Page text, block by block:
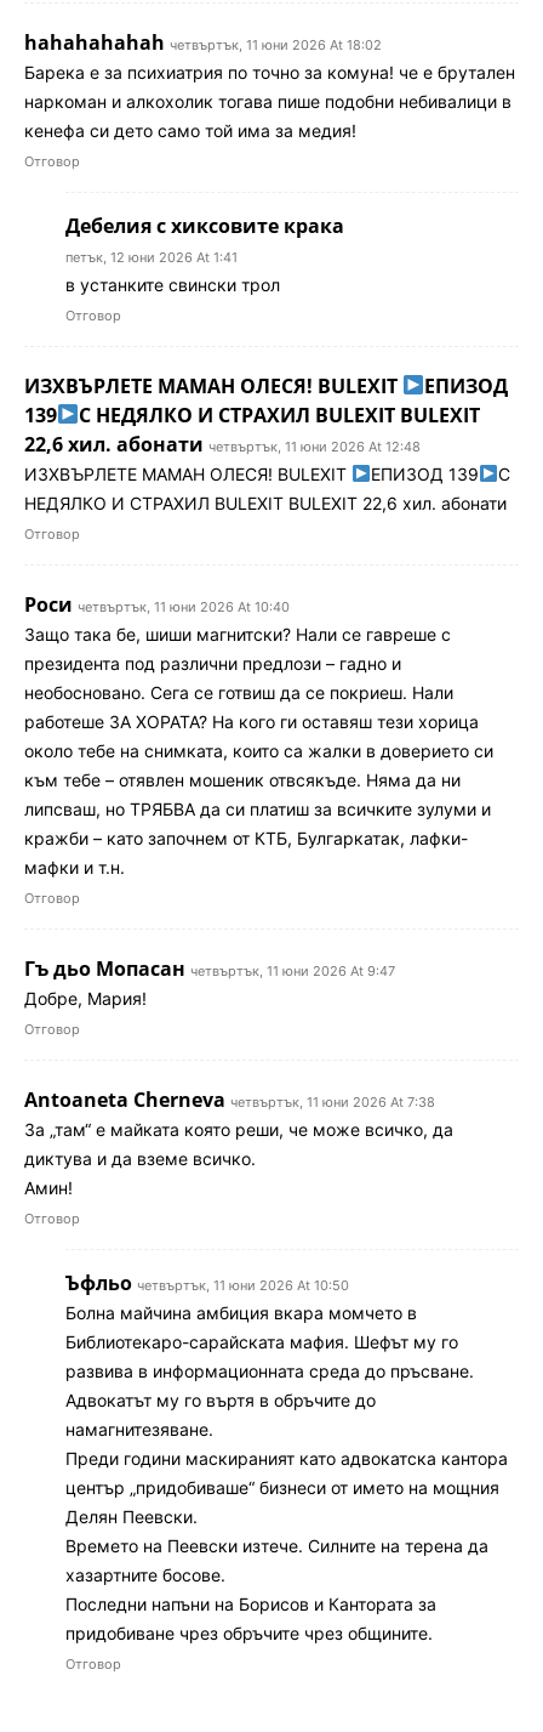
hahahahahah четвъртък, 11 юни 2026 At 18:02
Барека е за психиатрия по точно за комуна! че е брутален
наркоман и алкохолик тогава пише подобни небивалици в
кенефа си дето само той има за медия!
Отговор
Дебелия с хиксовите крака
петък, 12 юни 2026 At 1:41
в устанките свински трол
Отговор
ИЗХВЪРЛЕТЕ МАМАН ОЛЕСЯ! BULEXIT
ЕПИЗОД
139
С НЕДЯЛКО И СТРАХИЛ BULEXIT BULEXIT
22,6 хил. абонати четвъртък, 11 юни 2026 At 12:48
ИЗХВЪРЛЕТЕ МАМАН ОЛЕСЯ! BULEXIT ЕПИЗОД 139
С
НЕДЯЛКО И СТРАХИЛ BULEXIT BULEXIT 22,6 хил. абонати
Отговор
Роси четвъртък, 11 юни 2026 At 10:40
Защо така бе, шиши магнитски? Нали се гавреше с
президента под различни предлози – гадно и
необосновано. Сега се готвиш да се покриеш. Нали
работеше ЗА ХОРАТА? На кого ги оставяш тези хорица
около тебе на снимката, които са жалки в доверието си
към тебе – отявлен мошеник отвсякъде. Няма да ни
липсваш, но ТРЯБВА да си платиш за всичките зулуми и
кражби – като започнем от КТБ, Булгаркатак, лафки-
мафки и т.н.
Отговор
Гъ дьо Мопасан четвъртък, 11 юни 2026 At 9:47
Добре, Мария!
Отговор
Antoaneta Cherneva четвъртък, 11 юни 2026 At 7:38
За „там“ е майката която реши, че може всичко, да
диктува и да вземе всичко.
Амин!
Отговор
Ъфльо четвъртък, 11 юни 2026 At 10:50
Болна майчина амбиция вкара момчето в
Библиотекаро-сарайската мафия. Шефът му го
развива в информационната среда до пръсване.
Адвокатът му го въртя в обръчите до
намагнитезяване.
Преди години маскираният като адвокатска кантора
център „придобиваше“ бизнеси от името на мощния
Делян Пеевски.
Времето на Пеевски изтече. Силните на терена да
хазартните босове.
Последни напъни на Борисов и Кантората за
придобиване чрез обръчите чрез общините.
Отговор